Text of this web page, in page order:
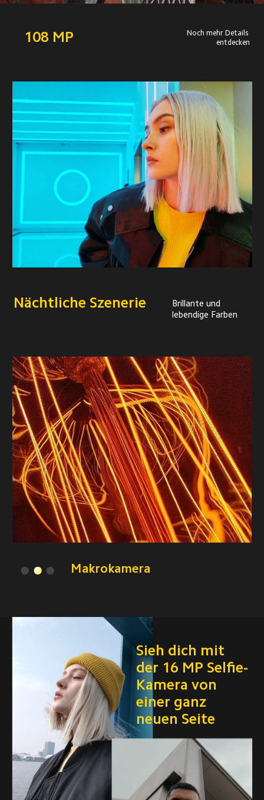
108 MP
Noch mehr Details
entdecken
Nächtliche Szenerie
Brillante und
lebendige Farben
Porträtmodus für rückseitige
Sieh dich mit
der 16 MP Selfie-
Kamera von
einer ganz
neuen Seite